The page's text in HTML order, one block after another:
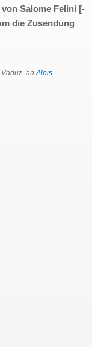
Salome Felini [-
die Zusendung
Vaduz, anAlois